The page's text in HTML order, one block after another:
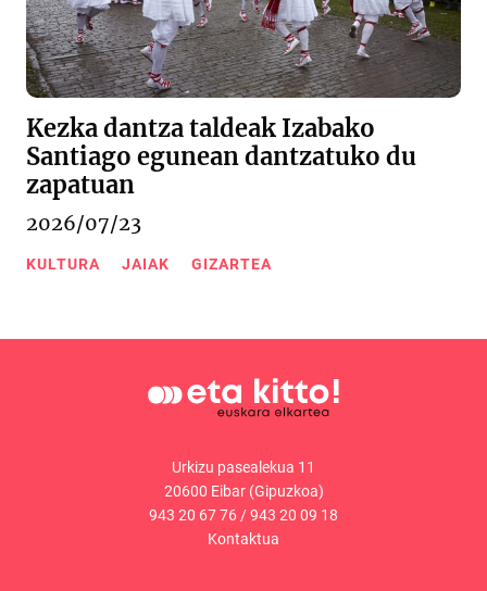
Kezka dantza taldeak Izabako
Santiago egunean dantzatuko du
zapatuan
2026/07/23
KULTURA JAIAK GIZARTEA
Urkizu pasealekua 11
20600 Eibar (Gipuzkoa)
943 20 67 76 /943 20 09 18
Kontaktua